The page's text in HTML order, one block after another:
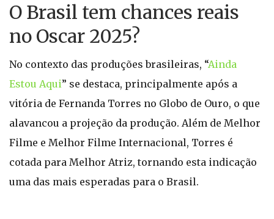
O Brasil tem chances reais
no Oscar 2025?
No contexto das produções brasileiras, “Ainda
Estou Aqui” se destaca, principalmente após a
vitória de Fernanda Torres no Globo de Ouro, o que
alavancou a projeção da produção. Além de Melhor
Filme e Melhor Filme Internacional, Torres é
cotada para Melhor Atriz, tornando esta indicação
uma das mais esperadas para o Brasil.